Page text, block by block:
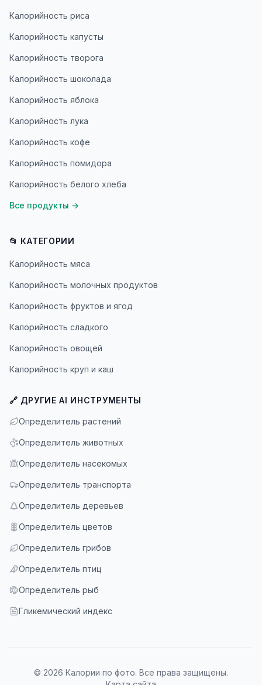
Калорийность риса
Калорийность капусты
Калорийность творога
Калорийность шоколада
Калорийность яблока
Калорийность лука
Калорийность кофе
Калорийность помидора
Калорийность белого хлеба
Все продукты →
📂 КАТЕГОРИИ
Калорийность мяса
Калорийность молочных продуктов
Калорийность фруктов и ягод
Калорийность сладкого
Калорийность овощей
Калорийность круп и каш
🔗 ДРУГИЕ AI ИНСТРУМЕНТЫ
Определитель растений
Определитель животных
Определитель насекомых
Определитель транспорта
Определитель деревьев
Определитель цветов
Определитель грибов
Определитель птиц
Определитель рыб
Гликемический индекс
© 2026 Калории по фото. Все права защищены.